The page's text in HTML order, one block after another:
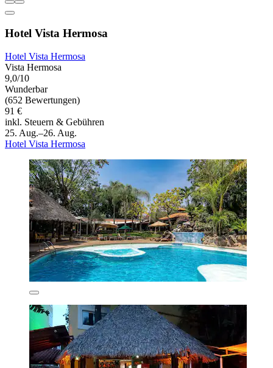
Hotel Vista Hermosa
Hotel Vista Hermosa
Vista Hermosa
9,0/10
Wunderbar
(652 Bewertungen)
91 €
inkl. Steuern & Gebühren
25. Aug.–26. Aug.
Hotel Vista Hermosa